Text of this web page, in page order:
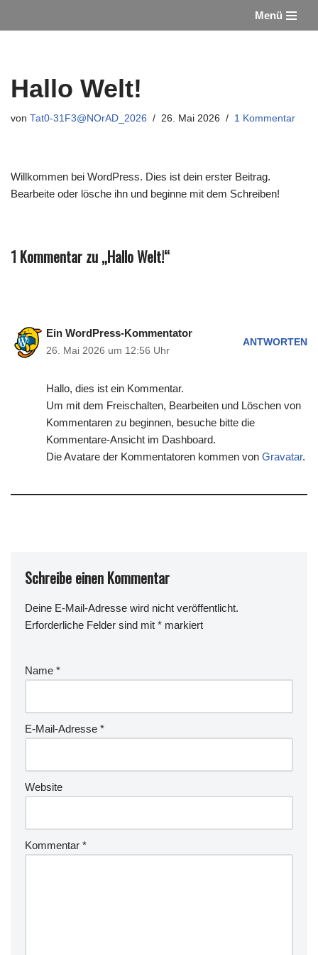
Menü
Hallo Welt!
von Tat0-31F3@NOrAD_2026 26. Mai 2026 1 Kommentar
Willkommen bei WordPress. Dies ist dein erster Beitrag.
Bearbeite oder lösche ihn und beginne mit dem Schreiben!
1 Kommentar zu „Hallo Welt!“
Ein WordPress-Kommentator
26. Mai 2026 um 12:56 Uhr
ANTWORTEN
Hallo, dies ist ein Kommentar.
Um mit dem Freischalten, Bearbeiten und Löschen von
Kommentaren zu beginnen, besuche bitte die
Kommentare-Ansicht im Dashboard.
Die Avatare der Kommentatoren kommen von Gravatar.
Schreibe einen Kommentar
Deine E-Mail-Adresse wird nicht veröffentlicht.
Erforderliche Felder sind mit * markiert
Name *
E-Mail-Adresse *
Website
Kommentar *